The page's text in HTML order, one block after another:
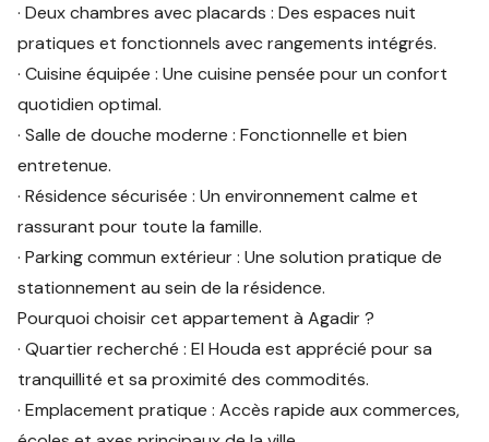
· Deux chambres avec placards : Des espaces nuit
pratiques et fonctionnels avec rangements intégrés.
· Cuisine équipée : Une cuisine pensée pour un confort
quotidien optimal.
· Salle de douche moderne : Fonctionnelle et bien
entretenue.
· Résidence sécurisée : Un environnement calme et
rassurant pour toute la famille.
· Parking commun extérieur : Une solution pratique de
stationnement au sein de la résidence.
Pourquoi choisir cet appartement à Agadir ?
· Quartier recherché : El Houda est apprécié pour sa
tranquillité et sa proximité des commodités.
· Emplacement pratique : Accès rapide aux commerces,